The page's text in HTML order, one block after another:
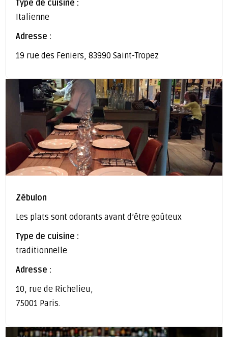
Type de cuisine :
Italienne
Adresse :
19 rue des Feniers, 83990 Saint-Tropez
Zébulon
Les plats sont odorants avant d’être goûteux
Type de cuisine :
traditionnelle
Adresse :
10, rue de Richelieu,
75001 Paris.